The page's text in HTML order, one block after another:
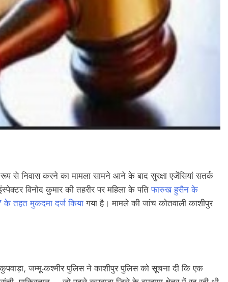
से निवास करने का मामला सामने आने के बाद सुरक्षा एजेंसियां सतर्क
विनोद कुमार की तहरीर पर महिला के पतिफारुख हुसैन के
के तहत मुकदमा दर्ज कियागया है। मामले की जांच कोतवाली काशीपुर
जम्मू-कश्मीर पुलिस ने काशीपुर पुलिस को सूचना दी कि एक
अभियुक्त आखिरकार
काशीपुर में श्रद्धा और भक्ति के
July 29, 2026